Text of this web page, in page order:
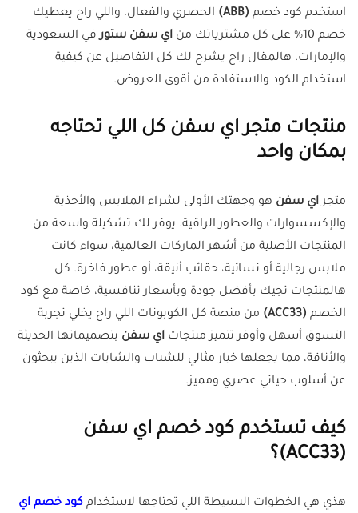
استخدم كود خصم (ABB)
الحصري والفعال، واللي راح يعطيك
خصم 10% على كل مشترياتك من
اي سفن ستورفي السعودية
والإمارات. هالمقال راح يشرح لك كل التفاصيل عن كيفية
استخدام الكود والاستفادة من أقوى العروض.
منتجات متجر اي سفن كل اللي تحتاجه
بمكان واحد
متجراي سفن هو وجهتك الأولى لشراء الملابس والأحذية
والإكسسوارات والعطور الراقية. يوفر لك تشكيلة واسعة من
المنتجات الأصلية من أشهر الماركات العالمية، سواء كانت
ملابس رجالية أو نسائية، حقائب أنيقة، أو عطور فاخرة. كل
هالمنتجات تجيك بأفضل جودة وبأسعار تنافسية، خاصة مع كود
الخصم (
ACC33
) من منصة كل الكوبونات اللي راح يخلي تجربة
التسوق أسهل وأوفر تتميز منتجات اي سفن بتصميماتها الحديثة
والأناقة، مما يجعلها خيار مثالي للشباب والشابات الذين يبحثون
عن أسلوب حياتي عصري ومميز.
كيف تستخدم كود خصم اي سفن
(
ACC33)؟
هذي هي الخطوات البسيطة اللي تحتاجها لاستخدام كود خصم اي